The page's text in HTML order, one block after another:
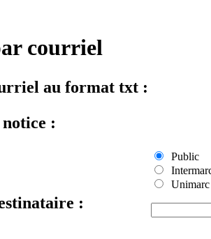
courriel
au format txt :
:
Public
Unimarc
: